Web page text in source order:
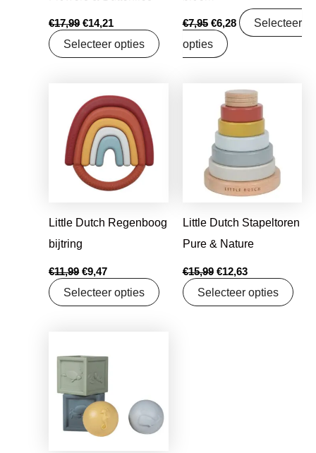
€17,99 €14,21
Selecteer opties
€7,95 €6,28
Selecteer
opties
Little Dutch Regenboog
bijtring
€11,99
prijs
was:
€11,99.
€9,47
prijs
is:
€9,47.
Selecteer opties
Little Dutch Stapeltoren
Pure & Nature
€15,99
Oorspronkelijke
prijs
was:
€15,99.
€12,63
Huidige
prijs
€12,63.
Selecteer opties
was:
€16,95.